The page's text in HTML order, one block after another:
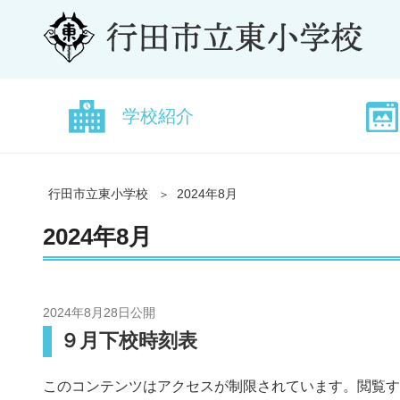
学校紹介
行田市立東小学校 2024年8月
2024年8月
2024年8月28日公開
９月下校時刻表
このコンテンツはアクセスが制限されています。閲覧